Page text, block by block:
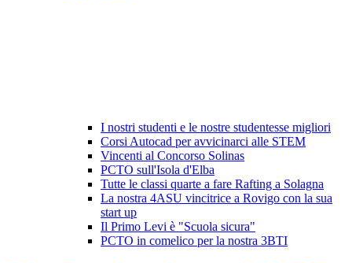
I nostri studenti e le nostre studentesse migliori
Corsi Autocad per avvicinarci alle STEM
Vincenti al Concorso Solinas
PCTO sull'Isola d'Elba
Tutte le classi quarte a fare Rafting a Solagna
La nostra 4ASU vincitrice a Rovigo con la sua
start up
Il Primo Levi è "Scuola sicura"
PCTO in comelico per la nostra 3BTI